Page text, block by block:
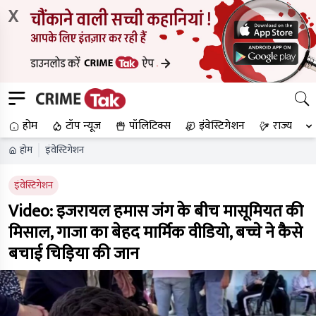
X
होम टॉप न्यूज पॉलिटिक्स इंवेस्टिगेशन राज्य
होम इंवेस्टिगेशन
इंवेस्टिगेशन
Video: इजरायल हमास जंग के बीच मासूमियत की
मिसाल, गाजा का बेहद मार्मिक वीडियो, बच्चे ने कैसे
बचाई चिड़िया की जान